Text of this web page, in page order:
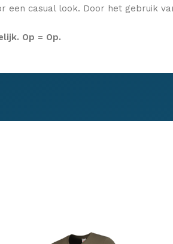
casual look. Door het gebruik
Op = Op.